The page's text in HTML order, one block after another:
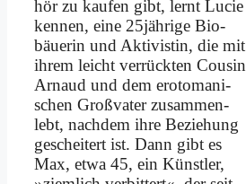
hör zu kau­fen gibt, lernt Lu­cie
ken­nen, ei­ne 25jährige Bio­
bäue­rin und Ak­ti­vi­stin, die mit
ih­rem leicht ver­rück­ten Cou­sin
Ar­naud und dem ero­to­ma­ni­
schen Groß­va­ter zu­sam­men­
lebt, nach­dem ih­re Be­zie­hung
ge­schei­tert ist. Dann gibt es
Max, et­wa 45, ein Künst­ler,